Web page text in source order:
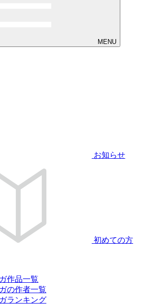
MENU
お知らせ
初めての方
作品一覧
の作者一覧
ランキング